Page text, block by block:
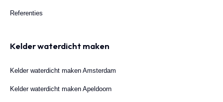
Referenties
Kelder waterdicht maken
Kelder waterdicht maken Amsterdam
Kelder waterdicht maken Apeldoorn